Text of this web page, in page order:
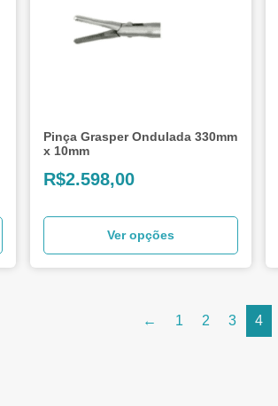
Pinça Grasper Ondulada 330mm
x 10mm
R$2.598,00
Ver opções
← 1 2 3 4